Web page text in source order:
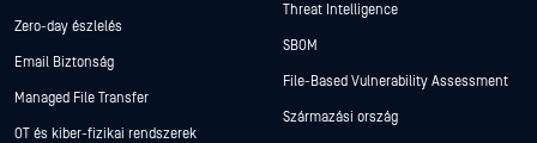
Zero-day észlelés
Email Biztonság
Managed File Transfer
OT és kiber-fizikai rendszerek
Threat Intelligence
SBOM
File-Based Vulnerability Assessment
Származási ország